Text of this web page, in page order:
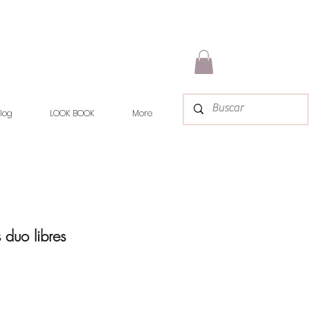
LOOK BOOK More
duo libres